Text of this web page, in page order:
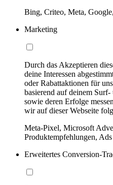
Bing, Criteo, Meta,
Marketing
Durch das Akzeptieren
deine Interessen
oder Rabattaktionen für
basierend auf deinem
sowie deren Erfolge
wir auf dieser Webseite
Meta-Pixel, Microsoft
Produktempfehlungen,
Erweitertes Conversion-